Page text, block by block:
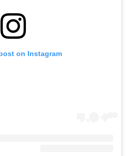
post on Instagram